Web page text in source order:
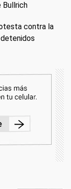
Bullrich
contra la